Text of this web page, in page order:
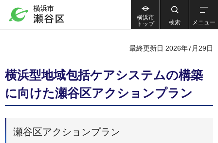
横浜市
トップ
検索 メニュー
最終更新日 2026年7月29日
横浜型地域包括ケアシステムの構築
に向けた瀬谷区アクションプラン
瀬谷区アクションプラン